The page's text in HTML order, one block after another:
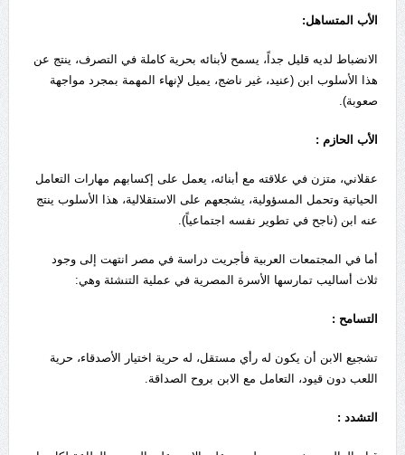
الأب المتساهل:
الانضباط لديه قليل جداً، يسمح لأبنائه بحرية كاملة في التصرف، ينتج عن
هذا الأسلوب ابن (عنيد، غير ناضج، يميل لإنهاء المهمة بمجرد مواجهة
صعوبة).
الأب الحازم :
عقلاني، متزن في علاقته مع أبنائه، يعمل على إكسابهم مهارات التعامل
الحياتية وتحمل المسؤولية، يشجعهم على الاستقلالية، هذا الأسلوب ينتج
عنه ابن (ناجح في تطوير نفسه اجتماعياً).
أما في المجتمعات العربية فأجريت دراسة في مصر انتهت إلى وجود
ثلاث أساليب تمارسها الأسرة المصرية في عملية التنشئة وهي:
التسامح :
تشجيع الابن أن يكون له رأي مستقل، له حرية اختيار الأصدقاء، حرية
اللعب دون قيود، التعامل مع الابن بروح الصداقة.
التشدد :